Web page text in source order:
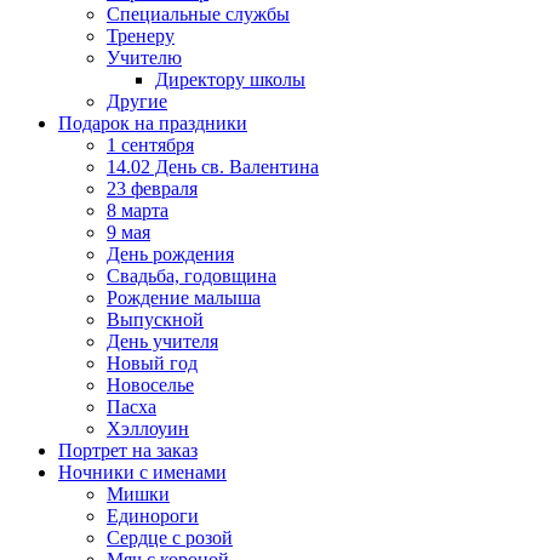
Специальные службы
Тренеру
Учителю
Директору школы
Другие
Подарок на праздники
1 сентября
14.02 День св. Валентина
23 февраля
8 марта
9 мая
День рождения
Свадьба, годовщина
Рождение малыша
Выпускной
День учителя
Новый год
Новоселье
Пасха
Хэллоуин
Портрет на заказ
Ночники с именами
Мишки
Единороги
Сердце с розой